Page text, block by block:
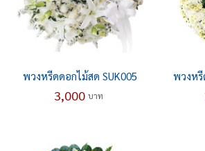
พวงหรีดดอกไม้สด SUK005
3,000 บาท
พวงหรี